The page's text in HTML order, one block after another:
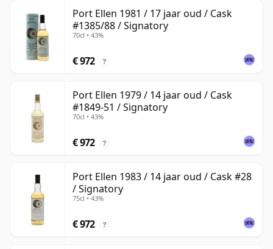
Port Ellen 1981 / 17 jaar oud / Cask
#1385/88 / Signatory
70cl • 43%
€ 972 ?
Port Ellen 1979 / 14 jaar oud / Cask
#1849-51 / Signatory
70cl • 43%
€ 972 ?
Port Ellen 1983 / 14 jaar oud / Cask #28
/ Signatory
75cl • 43%
€ 972 ?